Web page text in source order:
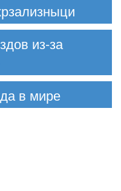
из-за
в мире